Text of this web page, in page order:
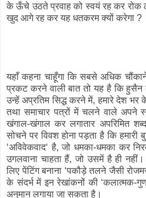
के ऊँचे उठते प्रवाह को स्वयं रह कर रोक
खुद आगे रह कर यह धतकरम क्यों करेगा ?
यहाँ कहना चाहूँगा कि सबसे अधिक चौंकाने
प्रकट करने वाली बात तो यह है कि हुसैन
उन्हें अप्रतिम सिद्ध करने में, हमारे देश भर
तथा समाचार पत्रों में चलने वाले अपने
खंगाल-खंगाल कर लगातार अपरिमित
सोचने पर विवश होना पड़ता है कि हमारी
‘अविवेकवाद‘ है, जो धमका-धमका कर
उगलवाना चाहता हैं, जो उसमें है ही
लिए पेंटिंग बनाना ‘पकौड़े तलने जैसी
के संदर्भ में इन रेखांकनों की ‘कलात्मक-
अनुमान लगाया जा सकता है।